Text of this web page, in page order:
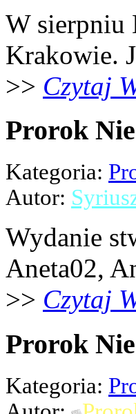
W sierpniu
Krakowie.
>> Czytaj
Prorok
Kategoria:
Autor:
Wydanie
Aneta02,
>> Czytaj
Prorok
Kategoria: